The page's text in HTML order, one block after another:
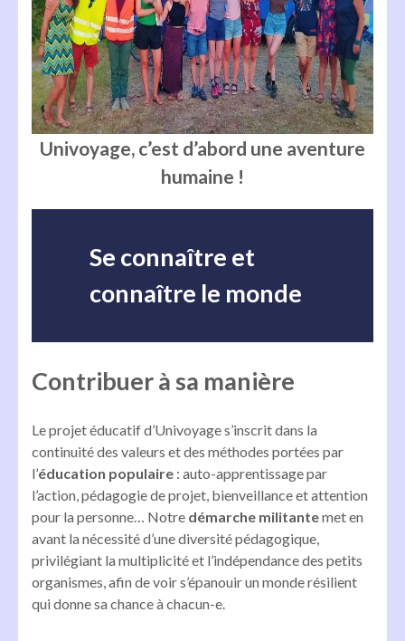
Univoyage, c’est d’abord une aventure
humaine !
Se connaître et
connaître le monde
Contribuer à sa manière
Le projet éducatif d’Univoyage s’inscrit dans la
continuité des valeurs et des méthodes portées par
l’éducation populaire : auto-apprentissage par
l’action, pédagogie de projet, bienveillance et attention
pour la personne… Notre démarche militantemet en
avant la nécessité d’une diversité pédagogique,
privilégiant la multiplicité et l’indépendance des petits
organismes, afin de voir s’épanouir un monde résilient
qui donne sa chance à chacun-e.